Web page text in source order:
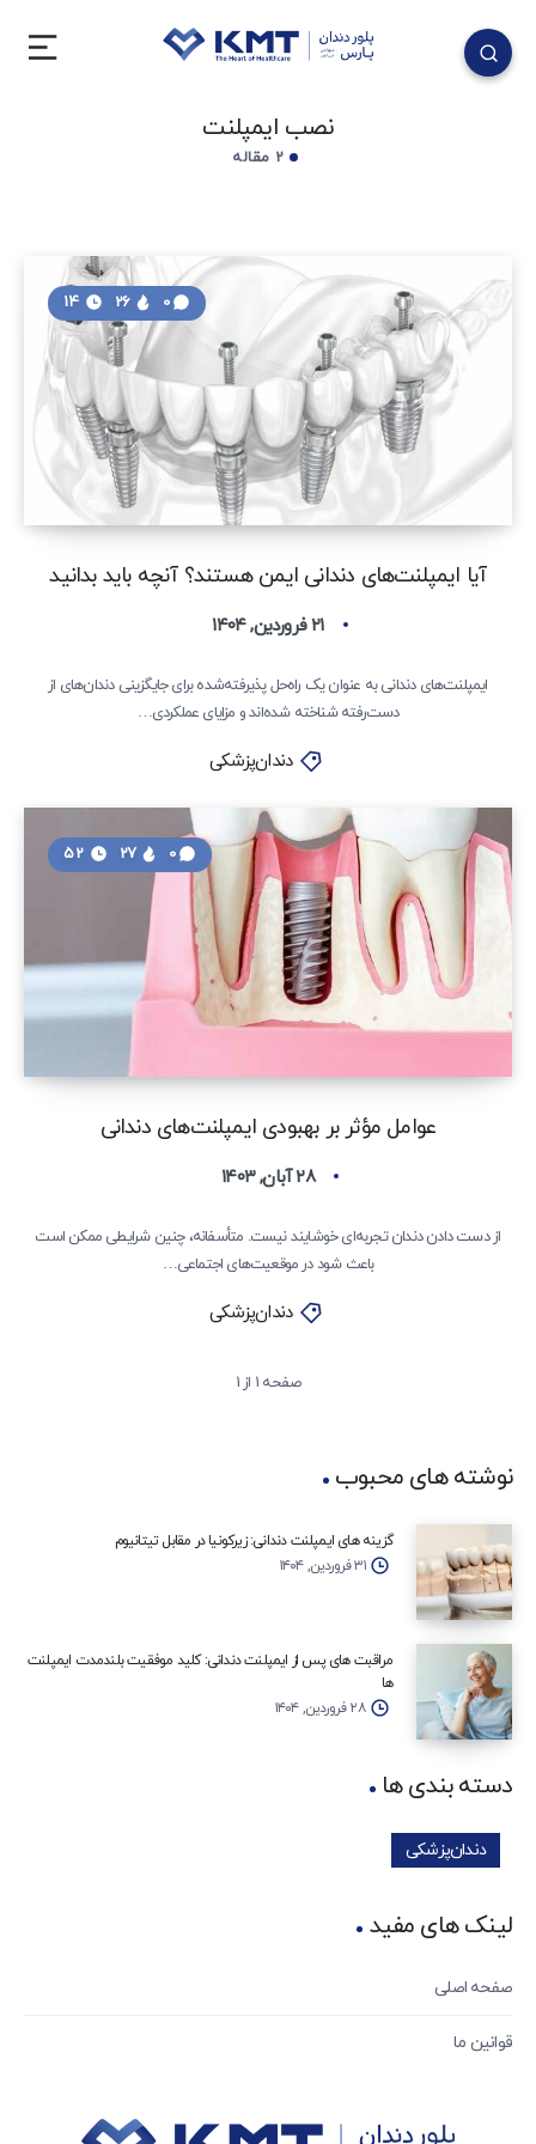
نصب ایمپلنت
آیا ایمپلنت‌های دندانی ایمن هستند؟ آنچه باید بدانید
0
26
۲۱ فروردین, ۱۴۰۴
ایمپلنت‌های دندانی به عنوان یک راه‌حل پذیرفته‌شده برای جایگزینی دندان‌های از
دست‌رفته شناخته شده‌اند و مزایای عملکردی…
دندان‌پزشکی
عوامل مؤثر بر بهبودی ایمپلنت‌های دندانی
0
27
۲۸ آبان, ۱۴۰۳
از دست دادن دندان تجربه‌ای خوشایند نیست. متأسفانه، چنین شرایطی ممکن است
باعث شود در موقعیت‌های اجتماعی…
دندان‌پزشکی
صفحه 1 از 1
نوشته های محبوب
گزینه‌ های ایمپلنت دندانی: زیرکونیا در مقابل تیتانیوم
۳۱ فروردین, ۱۴۰۴
مراقبت‌ های پس از ایمپلنت دندانی: کلید موفقیت بلندمدت ایمپلنت‌
ها
۲۸ فروردین, ۱۴۰۴
دسته بندی ها
دندان‌پزشکی
لینک های مفید
صفحه اصلی
قوانین ما